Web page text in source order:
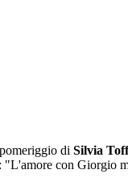
di Silvia
: "L'amore con Giorgio